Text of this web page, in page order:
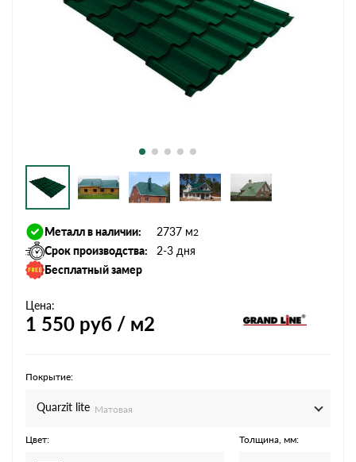
Металл в наличии: 2737 м2
Срок производства:
2-3 дня
Бесплатный замер
Цена:
1 550 руб / м2
Покрытие:
Quarzit lite Матовая
Цвет: Толщина, мм: